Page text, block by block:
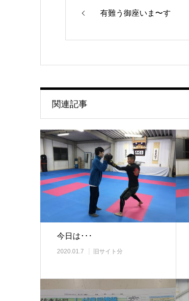
有難う御座いま〜す
関連記事
今日は･･･
2020.01.7 旧サイト分